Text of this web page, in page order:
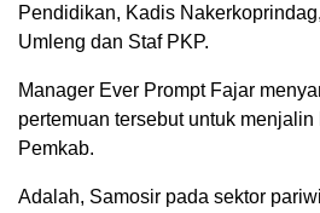
Pendidikan, Kadis
Umleng dan Staf PKP.
Manager Ever Prompt Fajar
pertemuan tersebut untuk
Pemkab.
Adalah, Samosir pada sektor